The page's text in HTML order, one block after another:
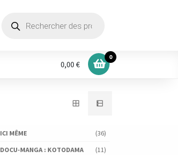
produits
0,00 €
0
ICI MÊME
(36)
DOCU-MANGA : KOTODAMA
(11)